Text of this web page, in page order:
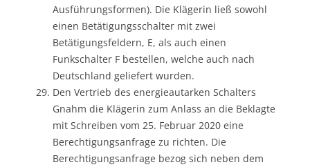
Ausführungsformen). Die Klägerin ließ sowohl
einen Betätigungsschalter mit zwei
Betätigungsfeldern, E, als auch einen
Funkschalter F bestellen, welche auch nach
Deutschland geliefert wurden.
Den Vertrieb des energieautarken Schalters
Gnahm die Klägerin zum Anlass an die Beklagte
mit Schreiben vom 25. Februar 2020 eine
Berechtigungsanfrage zu richten. Die
Berechtigungsanfrage bezog sich neben dem